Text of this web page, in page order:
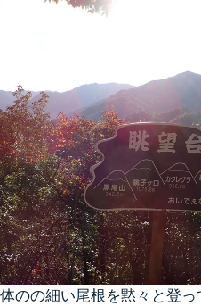
のの細い尾根を黙々と登